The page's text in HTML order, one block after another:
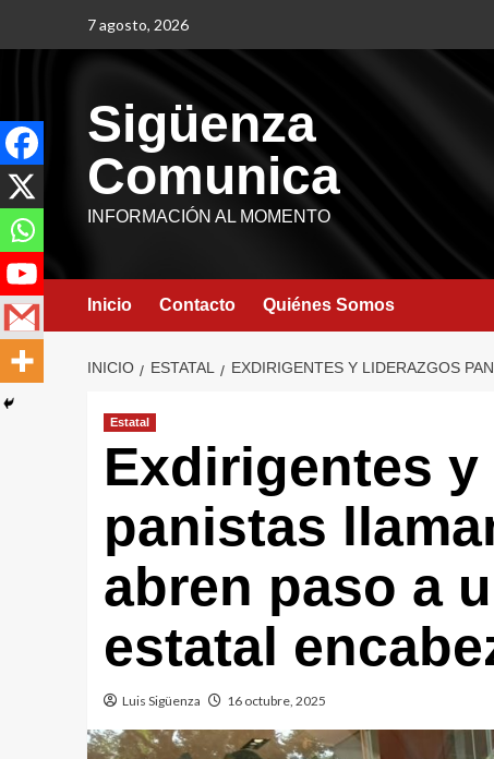
7 agosto, 2026
Sigüenza
Comunica
INFORMACIÓN AL MOMENTO
Inicio Contacto Quiénes Somos
INICIO ESTATAL EXDIRIGENTES Y LIDERAZGOS
Estatal
Exdirigentes
panistas
abren paso a
estatal
Luis Sigüenza 16 octubre, 2025